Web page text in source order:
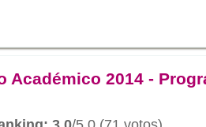
Académico 2014 -